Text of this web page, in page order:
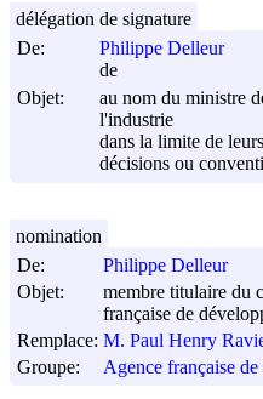
De:
Philippe Delleur
de
Objet:
au nom du ministre
l'industrie
dans la limite de
décisions ou
délégation de signature
De:
Philippe Delleur
Objet:
membre titulaire du
française de
Remplace: M. Paul Henry
Groupe:
Agence française
nomination